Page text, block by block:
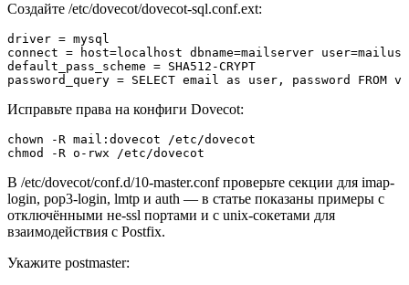
Создайте /etc/dovecot/dovecot-sql.conf.ext:
driver = mysql
connect = host=localhost dbname=mailserver
default_pass_scheme = SHA512-CRYPT
password_query = SELECT email as user, password FROM
Исправьте права на конфиги Dovecot:
chown -R mail:dovecot /etc/dovecot
chmod -R o-rwx /etc/dovecot
В /etc/dovecot/conf.d/10-master.conf проверьте секции для imap-
login, pop3-login, lmtp и auth — в статье показаны примеры с
отключёнными не-ssl портами и с unix-сокетами для
взаимодействия с Postfix.
Укажите postmaster: